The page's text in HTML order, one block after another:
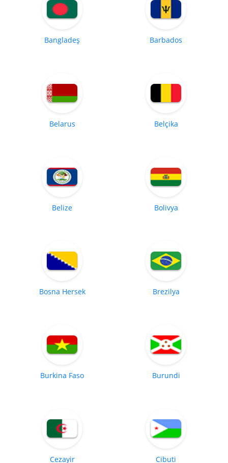
Bangladeş Barbados
Belarus Belçika
Belize Bolivya
Bosna Hersek Brezilya
Burkina Faso Burundi
Cezayir Cibuti